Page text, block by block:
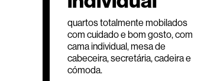
quartos totalmente mobilados
com cuidado e bom gosto, com
cama individual, mesa de
cabeceira, secretária, cadeira e
cómoda.